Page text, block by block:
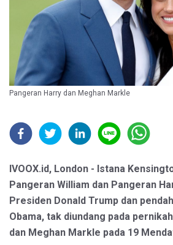
Pangeran Harry dan Meghan Markle
IVOOX.id, London - Istana
Pangeran William dan Pangeran
Presiden Donald Trump dan
Obama, tak diundang pada
dan Meghan Markle pada 19